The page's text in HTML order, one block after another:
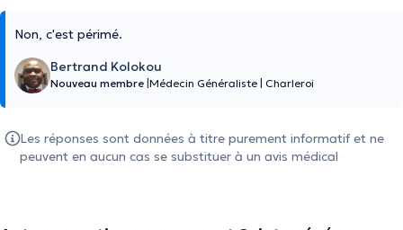
Non, c'est périmé.
Bertrand Kolokou
Nouveau membre Médecin Généraliste Charleroi
Les réponses sont données à titre purement informatif et ne
peuvent en aucun cas se substituer à un avis médical